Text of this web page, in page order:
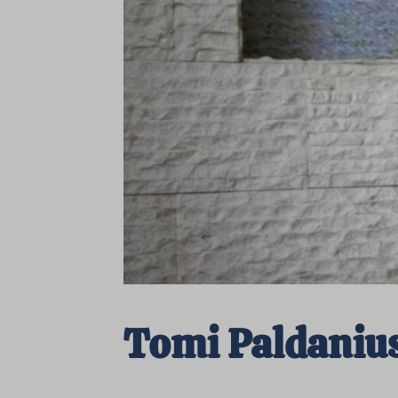
Tomi